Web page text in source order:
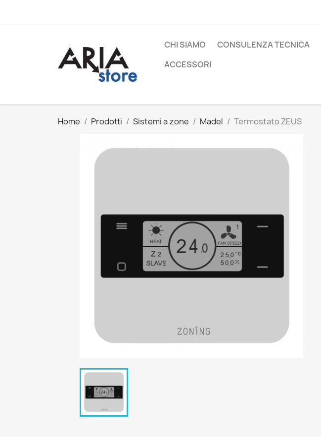
CHI SIAMO CONSULENZA TECNICA
ACCESSORI
Home Prodotti Sistemi a zone Madel Termostato ZEUS